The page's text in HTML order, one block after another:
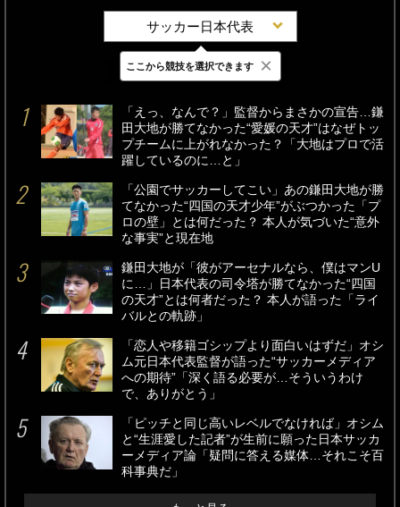
サッカー日本代表
最新 24時間 週間
「えっ、なんで？」監督からまさかの宣告…鎌
田大地が勝てなかった“愛媛の天才”はなぜトッ
プチームに上がれなかった？「大地はプロで活
躍しているのに…と」
「公園でサッカーしてこい」あの鎌田大地が勝
てなかった“四国の天才少年”がぶつかった「プ
ロの壁」とは何だった？ 本人が気づいた“意外
な事実”と現在地
鎌田大地が「彼がアーセナルなら、僕はマンU
に…」日本代表の司令塔が勝てなかった“四国
の天才”とは何者だった？ 本人が語った「ライ
バルとの軌跡」
「恋人や移籍ゴシップより面白いはずだ」オシ
ム元日本代表監督が語った“サッカーメディア
への期待”「深く語る必要が…そういうわけ
で、ありがとう」
「ピッチと同じ高いレベルでなければ」オシム
と“生涯愛した記者”が生前に願った日本サッカ
ーメディア論「疑問に答える媒体…それこそ百
科事典だ」
ここから競技を選択できます ×